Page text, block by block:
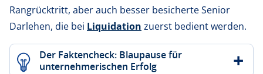
Rangrücktritt, aber auch besser besicherte Senior
Darlehen, die bei Liquidation zuerst bedient werden.
Der Faktencheck: Blaupause für
unternehmerischen Erfolg